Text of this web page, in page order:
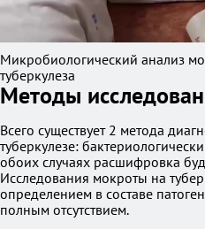
Микробиологический анализ
туберкулеза
Методы
Всего существует 2 метода
туберкулезе:
обоих случаях расшифровка
Исследования мокроты на
определением в составе
полным отсутствием.